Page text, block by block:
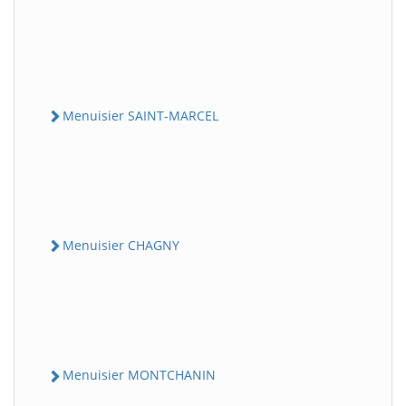
Menuisier SAINT-MARCEL
Menuisier CHAGNY
Menuisier MONTCHANIN